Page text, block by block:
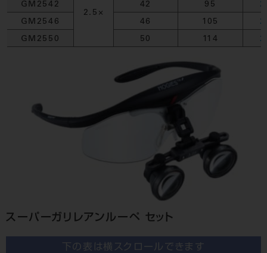
2.5×
GM2542 42 95
GM2546 46 105
GM2550 50 114
スーパーガリレアンルーペ セット
下の表は横スクロールできます